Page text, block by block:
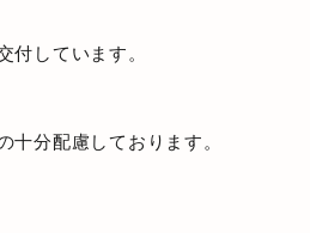
しています。
分配慮しております。